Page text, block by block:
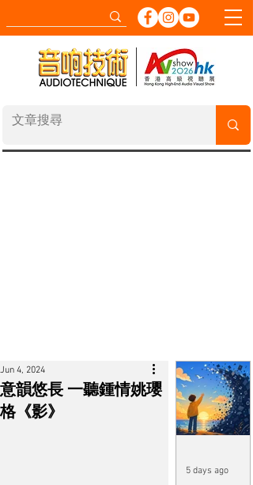
意韻悠長 一聽鍾情姚瓔
格《影》
Jun 4, 2024
5 days ago